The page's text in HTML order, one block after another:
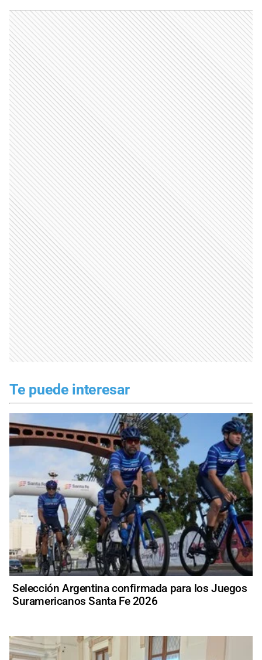
Te puede interesar
Selección Argentina confirmada para los Juegos
Suramericanos Santa Fe 2026